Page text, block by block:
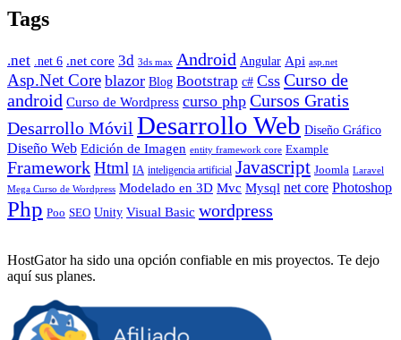
Tags
.net .net 6 .net core 3d 3ds max Android Angular Api asp.net
Asp.Net Core blazor Blog Bootstrap c# Css Curso de
android Curso de Wordpress curso php Cursos Gratis
Desarrollo Móvil Desarrollo Web Diseño Gráfico
Diseño Web Edición de Imagen entity framework core Example
FrameworkHtml IA inteligencia artificial Javascript Joomla Laravel
Mega Curso de Wordpress Modelado en 3D Mvc Mysql net core Photoshop
Php Poo SEO Unity Visual Basic wordpress
HostGator ha sido una opción confiable en mis proyectos. Te dejo
aquí sus planes.